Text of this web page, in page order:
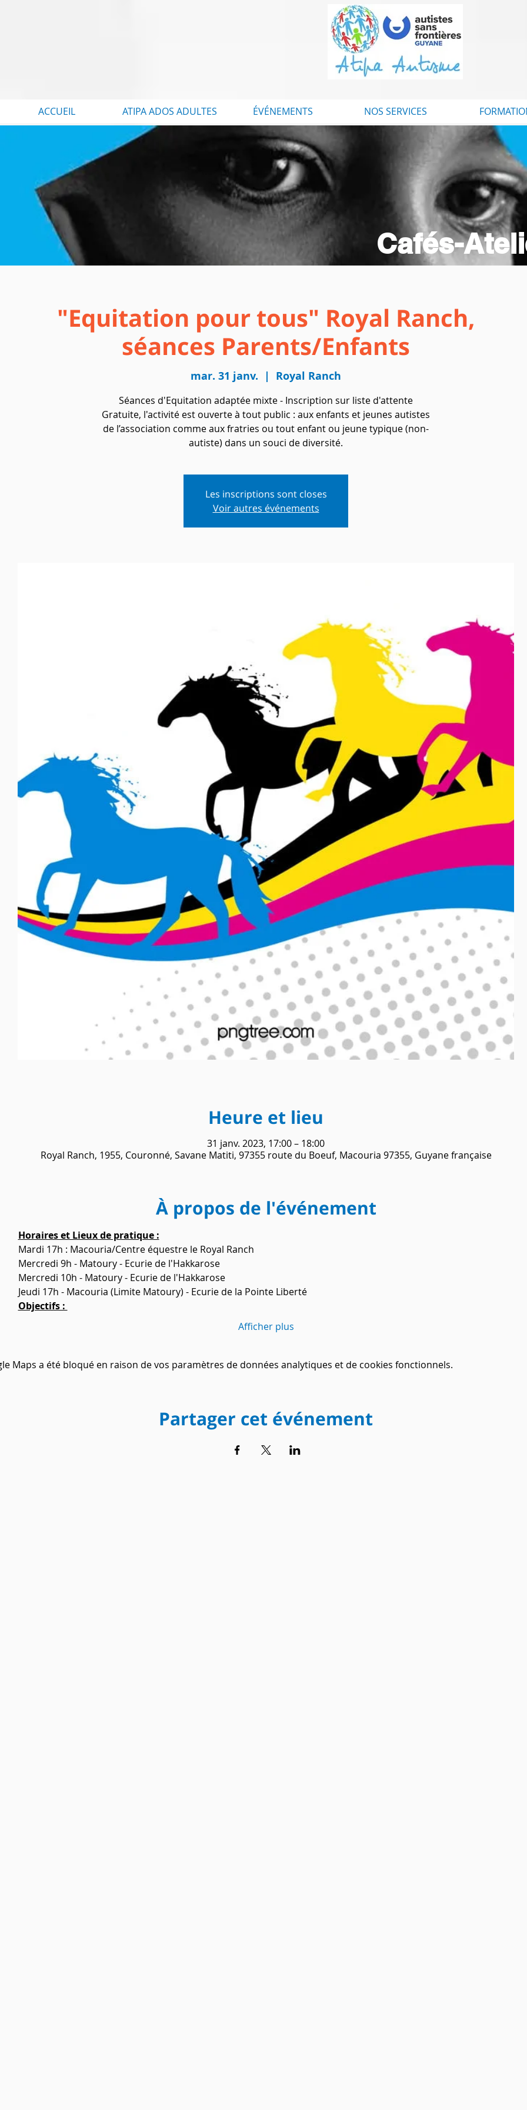
ACCUEIL ATIPA ADOS ADULTES ÉVÉNEMENTS NOS SERVICES
Cafés-
"Equitation pour tous" Royal Ranch,
séances Parents/Enfants
mar. 31 janv.
  |
Royal Ranch
Séances d'Equitation adaptée mixte - Inscription sur liste d'attente
Gratuite, l'activité est ouverte à tout public : aux enfants et jeunes autistes
de l’association comme aux fratries ou tout enfant ou jeune typique (non-
autiste) dans un souci de diversité.
Les inscriptions sont closes
Voir autres événements
Heure et lieu
31 janv. 2023, 17:00 – 18:00
Royal Ranch, 1955, Couronné, Savane Matiti, 97355 route du Boeuf, Macouria 97355, Guyane française
À propos de l'événement
Horaires et Lieux de pratique :
Mardi 17h : Macouria/Centre équestre le Royal Ranch
Mercredi 9h - Matoury - Ecurie de l'Hakkarose
Mercredi 10h - Matoury - Ecurie de l'Hakkarose
Jeudi 17h - Macouria (Limite Matoury) - Ecurie de la Pointe Liberté
Objectifs :
Afficher plus
Maps a été bloqué en raison de vos paramètres de données analytiques et de cookies fonctionnels.
Partager cet événement